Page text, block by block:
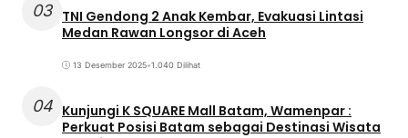
03 TNI Gendong 2 Anak Kembar, Evakuasi Lintasi
Medan Rawan Longsor di Aceh
13 Desember 2025•1.040 Dilihat
04 Kunjungi K SQUARE Mall Batam, Wamenpar :
Perkuat Posisi Batam sebagai Destinasi Wisata